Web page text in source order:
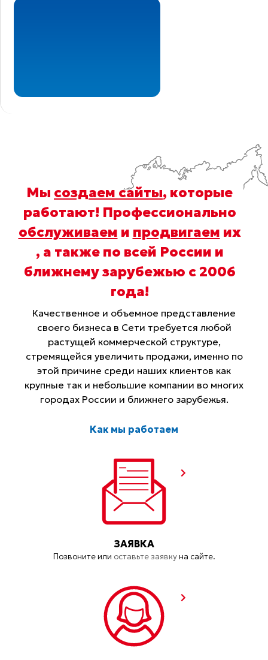
Мы создаем сайты, которые
работают! Профессионально
обслуживаем и продвигаем их
, а также по всей России и
ближнему зарубежью с 2006
года!
Качественное и объемное представление
своего бизнеса в Сети требуется любой
растущей коммерческой структуре,
стремящейся увеличить продажи, именно по
этой причине среди наших клиентов как
крупные так и небольшие компании во многих
городах России и ближнего зарубежья.
Как мы работаем
ЗАЯВКА
Позвоните или оставьте заявкуна сайте.